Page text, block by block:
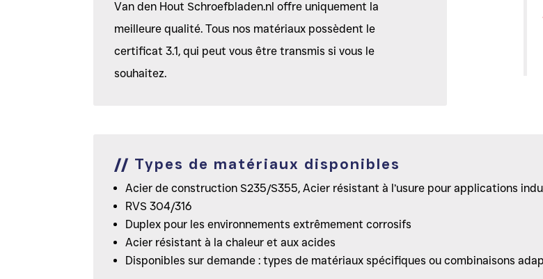
Van den Hout Schroefbladen.nl offre uniquement la
meilleure qualité. Tous nos matériaux possèdent le
certificat 3.1, qui peut vous être transmis si vous le
souhaitez.
// Types de matériaux disponibles
Acier de construction S235/S355, Acier résistant à l’usure pour applications
RVS 304/316
Duplex pour les environnements extrêmement corrosifs
Acier résistant à la chaleur et aux acides
Disponibles sur demande : types de matériaux spécifiques ou combinaisons